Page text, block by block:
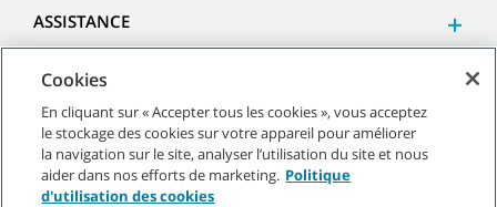
ASSISTANCE
© Tennant Company. Tous droits réservés.
Cookies
En cliquant sur « Accepter tous les cookies », vous acceptez
le stockage des cookies sur votre appareil pour améliorer
la navigation sur le site, analyser l’utilisation du site et nous
aider dans nos efforts de marketing. Politique
d'utilisation des cookies